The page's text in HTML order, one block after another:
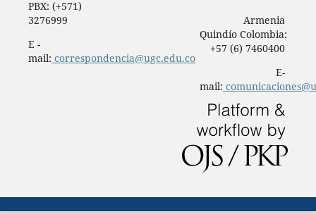
PBX: (+571)
3276999
E -
mail: correspondencia@ugc.edu.co
Armenia
Quindío Colombia:
+57 (6) 7460400
E-
mail: